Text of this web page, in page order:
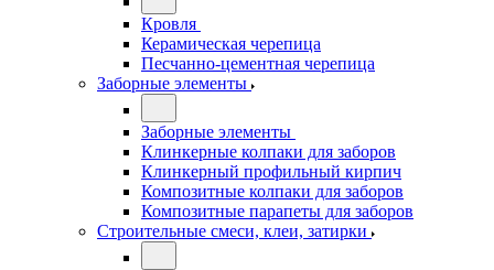
Кровля
Керамическая черепица
Песчанно-цементная черепица
Заборные элементы
Заборные элементы
Клинкерные колпаки для заборов
Клинкерный профильный кирпич
Композитные колпаки для заборов
Композитные парапеты для заборов
Строительные смеси, клеи, затирки